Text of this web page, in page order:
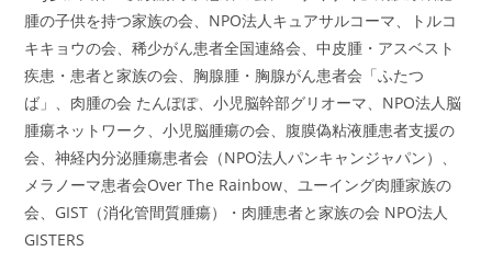
腫の子供を持つ家族の会、NPO法人キュアサルコーマ、トルコ
キキョウの会、稀少がん患者全国連絡会、中皮腫・アスベスト
疾患・患者と家族の会、胸腺腫・胸腺がん患者会「ふたつ
ば」、肉腫の会 たんぽぽ、小児脳幹部グリオーマ、NPO法人脳
腫瘍ネットワーク、小児脳腫瘍の会、腹膜偽粘液腫患者支援の
会、神経内分泌腫瘍患者会（NPO法人パンキャンジャパン）、
メラノーマ患者会Over The Rainbow、ユーイング肉腫家族の
会、GIST（消化管間質腫瘍）・肉腫患者と家族の会 NPO法人
GISTERS